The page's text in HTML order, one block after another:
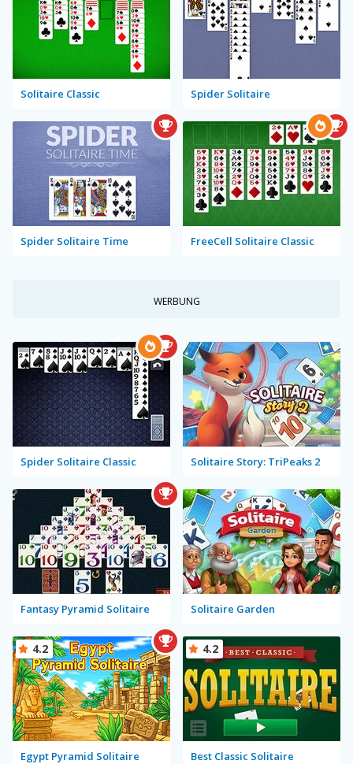
Solitaire Classic Spider Solitaire
Spider Solitaire Time FreeCell Solitaire Classic
WERBUNG
Spider Solitaire Classic Solitaire Story: TriPeaks 2
Fantasy Pyramid Solitaire Solitaire Garden
Egypt Pyramid Solitaire
4.2
Best Classic Solitaire
4.2